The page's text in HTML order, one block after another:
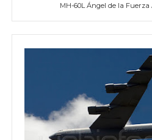
MH-60L Ángel de la